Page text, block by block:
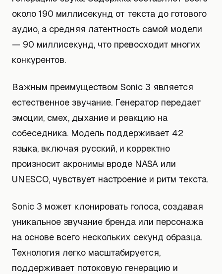
около 190 миллисекунд от текста до готового
аудио, а средняя латентность самой модели
— 90 миллисекунд, что превосходит многих
конкурентов.
Важным преимуществом Sonic 3 является
естественное звучание. Генератор передает
эмоции, смех, дыхание и реакцию на
собеседника. Модель поддерживает 42
языка, включая русский, и корректно
произносит акронимы вроде NASA или
UNESCO, чувствует настроение и ритм текста.
Sonic 3 может клонировать голоса, создавая
уникальное звучание бренда или персонажа
на основе всего нескольких секунд образца.
Технология легко масштабируется,
поддерживает потоковую генерацию и